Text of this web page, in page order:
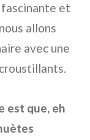
et
allons
avec une
est que, eh